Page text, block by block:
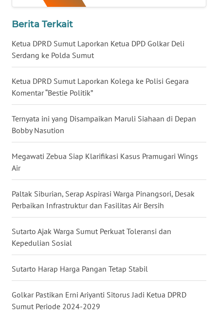
Berita Terkait
Ketua DPRD Sumut Laporkan Ketua DPD Golkar Deli
Serdang ke Polda Sumut
Ketua DPRD Sumut Laporkan Kolega ke Polisi Gegara
Komentar “Bestie Politik”
Ternyata ini yang Disampaikan Maruli Siahaan di Depan
Bobby Nasution
Megawati Zebua Siap Klarifikasi Kasus Pramugari Wings
Air
Paltak Siburian, Serap Aspirasi Warga Pinangsori, Desak
Perbaikan Infrastruktur dan Fasilitas Air Bersih
Sutarto Ajak Warga Sumut Perkuat Toleransi dan
Kepedulian Sosial
Sutarto Harap Harga Pangan Tetap Stabil
Golkar Pastikan Erni Ariyanti Sitorus Jadi Ketua DPRD
Sumut Periode 2024-2029
MALUKU
WN
MALUT
WN
TOBA
NIAS
LANGKAT
WN
TAPANULI
SELATAN
WN
WN